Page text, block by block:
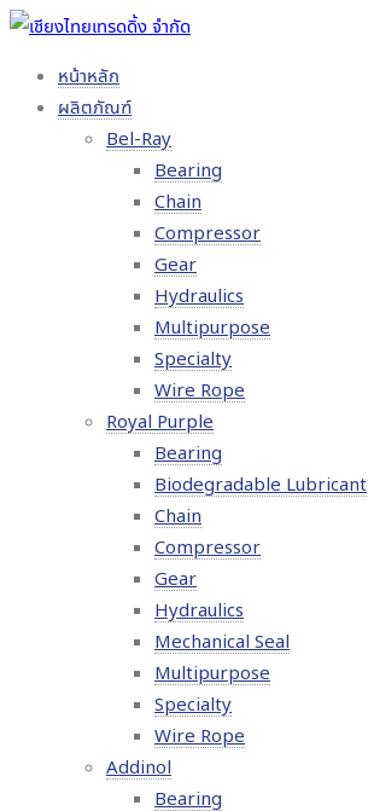
หน้าหลัก
ผลิตภัณฑ์
Bel-Ray
Bearing
Chain
Compressor
Gear
Hydraulics
Multipurpose
Specialty
Wire Rope
Royal Purple
Bearing
Biodegradable Lubricant
Chain
Compressor
Gear
Hydraulics
Mechanical Seal
Multipurpose
Specialty
Wire Rope
Addinol
Bearing